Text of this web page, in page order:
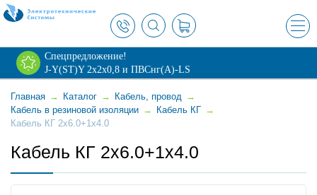
×
Спецпредложение!
J-Y(ST)Y 2х2х0,8 и ПВСнг(А)-LS
Главная → Каталог → Кабель, провод →
Кабель в резиновой изоляции → Кабель КГ →
Кабель КГ 2x6.0+1x4.0
Кабель КГ 2x6.0+1x4.0